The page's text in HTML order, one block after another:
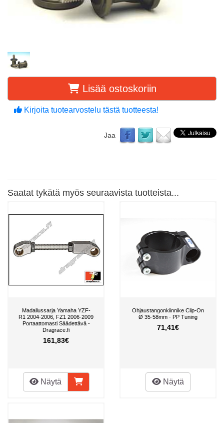
Lisää ostoskoriin
Kirjoita tuotearvostelu tästä tuotteesta!
Jaa
Saatat tykätä myös seuraavista tuotteista...
Madallussarja Yamaha YZF-
R1 2004-2006, FZ1 2006-2009
Portaattomasti Säädettävä -
Dragrace.fi
161,83€
Näytä
Ohjaustangonkiinnike Clip-On
Ø 35-58mm - PP Tuning
71,41€
Näytä